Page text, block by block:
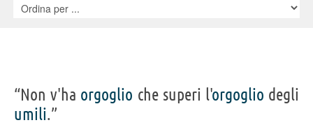
IDENTIKIT E DATI ANAGRAFICI
Nome Ippolito
Cognome
“Non v'ha orgoglio che superi l'orgoglio degli
umili.”